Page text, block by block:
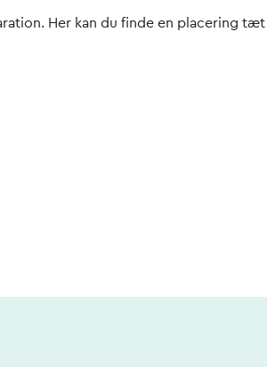
Her kan du finde en placering tæt